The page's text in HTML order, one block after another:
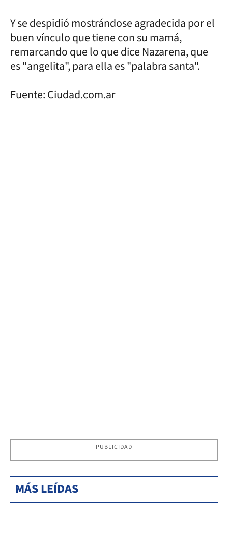
Y se despidió mostrándose agradecida por el
buen vínculo que tiene con su mamá,
remarcando que lo que dice Nazarena, que
es "angelita", para ella es "palabra santa".
Fuente: Ciudad.com.ar
PUBLICIDAD
MÁS LEÍDAS